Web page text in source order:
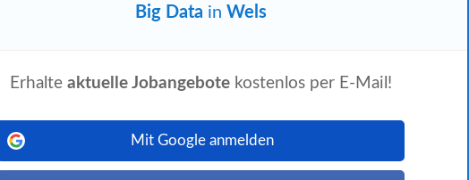
& Systemintegration Spezialistin
Als zentraler IT-Dienstleister für die
Big Data in Wels
Erhalte aktuelle Jobangebotekostenlos per E-Mail!
Mit Google anmelden